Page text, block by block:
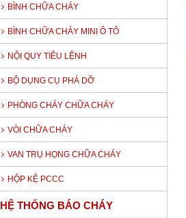
BÌNH CHỮA CHÁY
BÌNH CHỮA CHÁY MINI Ô TÔ
NỘI QUY TIÊU LỆNH
BỘ DỤNG CỤ PHÁ DỠ
PHÒNG CHÁY CHỮA CHÁY
VÒI CHỮA CHÁY
VAN TRỤ HỌNG CHỮA CHÁY
HỘP KỆ PCCC
HỆ THỐNG BÁO CHÁY